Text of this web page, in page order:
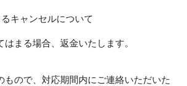
キャンセルについて
はまる場合、返金いたします。
もので、対応期間内にご連絡いただいた